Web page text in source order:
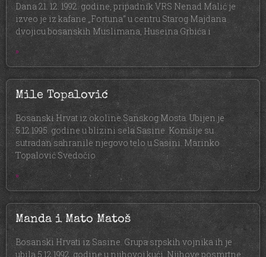
Dana 21. 12. 1992. godine, pripadnik VRS Nenad Malić je
izveo je iz kafane „Fortuna“ u centru Starog Majdana
dvojicu bosanskih Muslimana, Huseina Grbića i
»
Mile Topalović
Bosanski Hrvat iz okoline Sanskog Mosta. Ubijen je
5.12.1995. godine u blizini sela Sasine. Komšije su
sutradan sahranile njegovo telo u Sasini. Marinko
Topalović Svedočio
»
Manda i Mato Matoš
Bosanski Hrvati iz Sasine. Grupa srpskih vojnika ih je
ubila 5.12.1992. godine u njihovoj kući. Njihove posmrtne